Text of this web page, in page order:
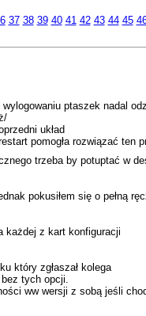
37 38 39 40 41 42 43 44 45
ptaszek nadal
układ
pomogła rozwiązać ten
trzeba by potuptać w
pokusiłem się o pełną
każdej z kart konfiguracji
który zgłaszał kolega
tych opcji.
ww wersji z sobą jeśli